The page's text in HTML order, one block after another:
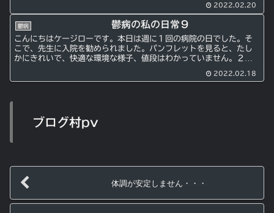
2022.02.20
鬱病 鬱病の私の日常９
こんにちはケージローです。本日は週に１回の病院の日でした。そ
こで、先生に入院を勧められました。パンフレットを見ると、たし
かにきれいで、快適な環境な様子、値段はわかっていません。２〜
2022.02.18
ブログ村pv
体調が安定しません・・・